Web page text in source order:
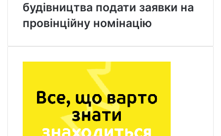
будівництва подати заявки на
провінційну номінацію